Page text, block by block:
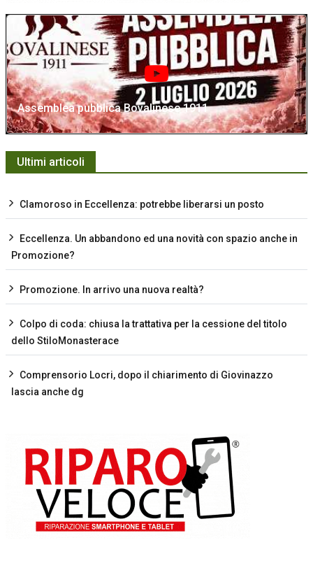
Assemblea pubblica Bovalinese 1911
Ultimi articoli
Clamoroso in Eccellenza: potrebbe liberarsi un posto
Eccellenza. Un abbandono ed una novità con spazio anche in
Promozione?
Promozione. In arrivo una nuova realtà?
Colpo di coda: chiusa la trattativa per la cessione del titolo
dello StiloMonasterace
Comprensorio Locri, dopo il chiarimento di Giovinazzo
lascia anche dg